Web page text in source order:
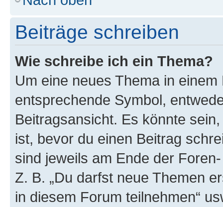
Beiträge schreiben
Wie schreibe ich ein Thema?
Um eine neues Thema in
entsprechende Symbol,
Beitragsansicht. Es könnte
ist, bevor du einen Beitrag
sind jeweils am Ende der
Z. B. „Du darfst neue Themen
in diesem Forum teilnehmen“